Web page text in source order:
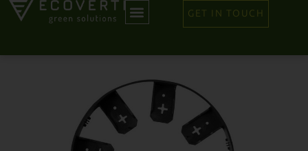
GET IN TOUCH